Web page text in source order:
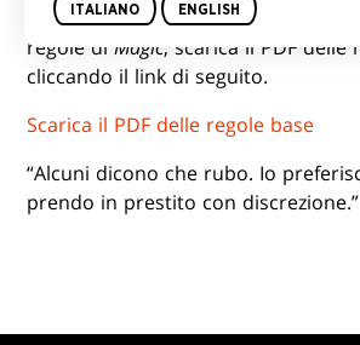
Se sei in cerca di un’introduzione
regole diMagic, scarica il PDF delle
cliccando il link di seguito.
Scarica il PDF delle regole base
“Alcuni dicono che rubo. Io
prendo in prestito con discrezione.”
ITALIANO ENGLISH